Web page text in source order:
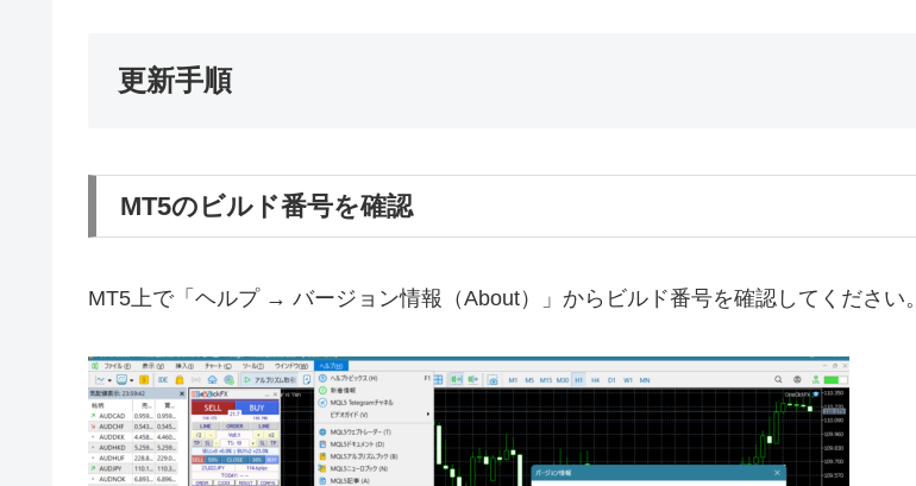
更新手順
MT5のビルド番号を確認
MT5上で「ヘルプ → バージョン情報（About）」からビルド番号を確認してください。